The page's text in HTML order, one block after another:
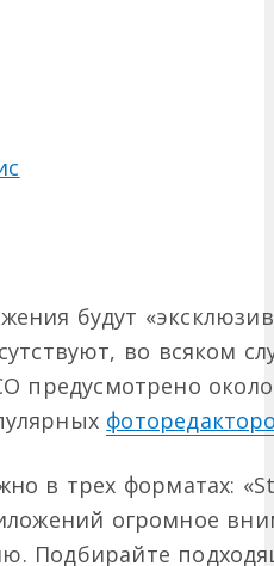
будут
во всяком
предусмотрено
в трех форматах:
огромное
Подбирайте